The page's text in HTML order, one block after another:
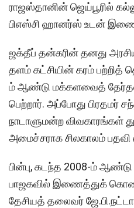
ராஜஸ்தானின் ஜெய்பூரில்
பிஎஸ்சி ஹானர்ஸ் உடன்
ஜக்தீப் தன்கரின் தனது
தளம் கட்சியின் கரம் பற்றித்
ம் ஆண்டு மக்களவைத்
பெற்றார். அப்போது பிரதமர்
நாடாளுமன்ற விவகாரங்கள்
அமைச்சராக சிலகாலம் பதவி
பின்பு, கடந்த 2008-ம்
பாஜகவில் இணைத்துக்
தேசியத் தலைவர்